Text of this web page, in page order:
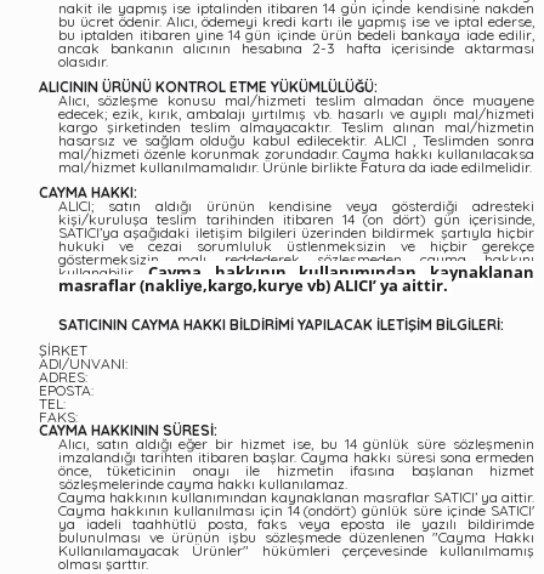
nakit ile yapmış ise iptalinden itibaren 14 gün içinde kendisine nakden
bu ücret ödenir. Alıcı, ödemeyi kredi kartı ile yapmış ise ve iptal ederse,
bu iptalden itibaren yine 14 gün içinde ürün bedeli bankaya iade edilir,
ancak bankanın alıcının hesabına 2-3 hafta içerisinde aktarması
olasıdır.
ALICININ ÜRÜNÜ KONTROL ETME YÜKÜMLÜLÜĞÜ:
Alıcı, sözleşme konusu mal/hizmeti teslim almadan önce muayene
edecek; ezik, kırık, ambalajı yırtılmış vb. hasarlı ve ayıplı mal/hizmeti
kargo şirketinden teslim almayacaktır. Teslim alınan mal/hizmetin
hasarsız ve sağlam olduğu kabul edilecektir. ALICI , Teslimden sonra
mal/hizmeti özenle korunmak zorundadır. Cayma hakkı kullanılacaksa
mal/hizmet kullanılmamalıdır. Ürünle birlikte Fatura da iade edilmelidir.
CAYMA HAKKI:
ALICI; satın aldığı ürünün kendisine veya gösterdiği adresteki
kişi/kuruluşa teslim tarihinden itibaren 14 (on dört) gün içerisinde,
SATICI’ya aşağıdaki iletişim bilgileri üzerinden bildirmek şartıyla hiçbir
hukuki ve cezai sorumluluk üstlenmeksizin ve hiçbir gerekçe
göstermeksizin malı reddederek sözleşmeden cayma hakkını
kullanabilir. Cayma hakkının kullanımından kaynaklanan
masraflar (nakliye,kargo,kurye vb) ALICI’ ya aittir.
SATICININ CAYMA HAKKI BİLDİRİMİ YAPILACAK İLETİŞİM BİLGİLERİ:
ŞİRKET
ADI/UNVANI:
ADRES:
EPOSTA:
TEL:
FAKS:
CAYMA HAKKININ SÜRESİ:
Alıcı, satın aldığı eğer bir hizmet ise, bu 14 günlük süre sözleşmenin
imzalandığı tarihten itibaren başlar. Cayma hakkı süresi sona ermeden
önce, tüketicinin onayı ile hizmetin ifasına başlanan hizmet
sözleşmelerinde cayma hakkı kullanılamaz.
Cayma hakkının kullanımından kaynaklanan masraflar SATICI’ ya aittir.
Cayma hakkının kullanılması için 14 (ondört) günlük süre içinde SATICI'
ya iadeli taahhütlü posta, faks veya eposta ile yazılı bildirimde
bulunulması ve ürünün işbu sözleşmede düzenlenen "Cayma Hakkı
Kullanılamayacak Ürünler" hükümleri çerçevesinde kullanılmamış
olması şarttır.